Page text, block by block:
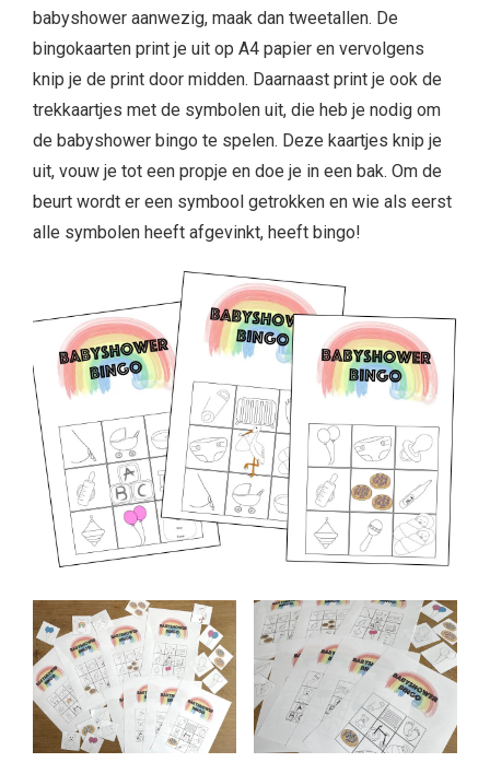
babyshower aanwezig, maak dan tweetallen. De
bingokaarten print je uit op A4 papier en vervolgens
knip je de print door midden. Daarnaast print je ook de
trekkaartjes met de symbolen uit, die heb je nodig om
de babyshower bingo te spelen. Deze kaartjes knip je
uit, vouw je tot een propje en doe je in een bak. Om de
beurt wordt er een symbool getrokken en wie als eerst
alle symbolen heeft afgevinkt, heeft bingo!